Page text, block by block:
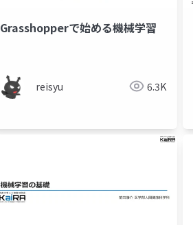
Grasshopperで始める機械学習
reisyu 6.3K